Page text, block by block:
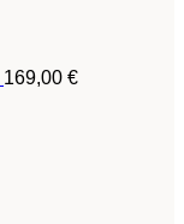
169,00 €